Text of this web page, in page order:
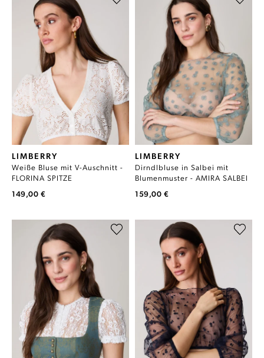
LIMBERRY
Weiße Bluse mit V-Auschnitt -
FLORINA SPITZE
149,00 €
LIMBERRY
Dirndlbluse in Salbei mit
Blumenmuster - AMIRA SALBEI
159,00 €